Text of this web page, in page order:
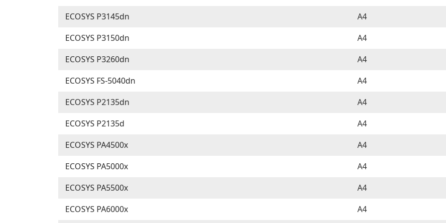
ECOSYS P3145dn
A4
ECOSYS P3150dn
A4
ECOSYS P3260dn
A4
ECOSYS FS-5040dn
A4
ECOSYS P2135dn
A4
ECOSYS P2135d
A4
ECOSYS PA4500x
A4
ECOSYS PA5000x
A4
ECOSYS PA5500x
A4
ECOSYS PA6000x
A4